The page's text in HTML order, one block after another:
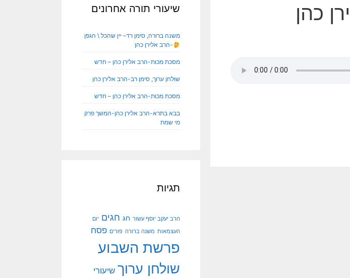
כהן שיעורי תורה אחרונים
משנה ברורה, סימן רד– יין שהכל \ הגפן
-הרב אלירן כהן
מסכת מכות-הרב אלירן כהן – חדש
שולחן ערוך, סימן רב-הרב אלירן כהן
מסכת מכות-הרב אלירן כהן – חדש
בבא בתרא-הרב אלירן כהן-המשך פרק
מי שמת
תגיות
הרב יעקב יוסף עשור חג חגים יום
העצמאות משנה ברורה פורים פסח
פרשת השבוע
שולחן ערוך שיעורי